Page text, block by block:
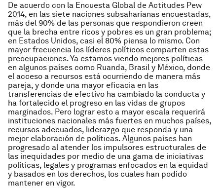
De acuerdo con la Encuesta Global de Actitudes Pew
2014, en las siete naciones subsaharianas encuestadas,
más del 90% de las personas que respondieron creen
que la brecha entre ricos y pobres es un gran problema;
en Estados Unidos, casi el 80% piensa lo mismo. Con
mayor frecuencia los líderes políticos comparten estas
preocupaciones. Ya estamos viendo mejores políticas
en algunos países como Ruanda, Brasil y México, donde
el acceso a recursos está ocurriendo de manera más
pareja, y donde una mayor eficacia en las
transferencias de efectivo ha cambiado la conducta y
ha fortalecido el progreso en las vidas de grupos
marginados. Pero lograr esto a mayor escala requerirá
instituciones nacionales más fuertes en muchos países,
recursos adecuados, liderazgo que responda y una
mejor elaboración de políticas. Algunos países han
progresado al atender los impulsores estructurales de
las inequidades por medio de una gama de iniciativas
políticas, legales y programas enfocados en la equidad
y basados en los derechos, los cuales han podido
mantener en vigor.